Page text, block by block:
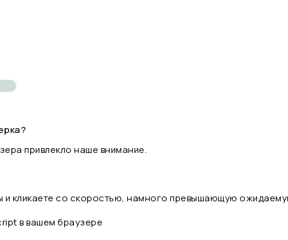
привлекло наше внимание.
и кликаете со скоростью, намного превышающую
в вашем браузере